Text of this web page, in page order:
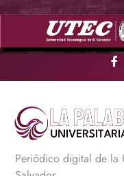
Saltar
La Palabra
Periódico digital de la